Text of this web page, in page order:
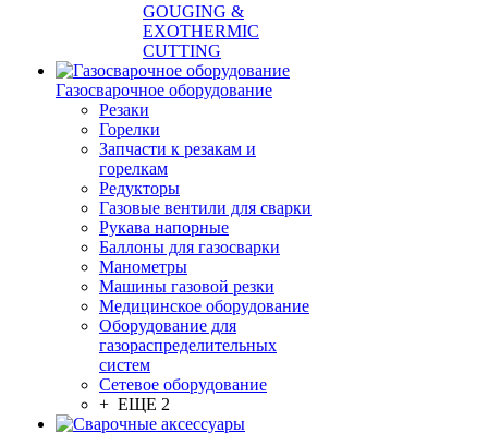
GOUGING &
EXOTHERMIC
CUTTING
Газосварочное оборудование
Резаки
Горелки
Запчасти к резакам и
горелкам
Редукторы
Газовые вентили для сварки
Рукава напорные
Баллоны для газосварки
Манометры
Машины газовой резки
Медицинское оборудование
Оборудование для
газораспределительных
систем
Сетевое оборудование
+ ЕЩЕ 2